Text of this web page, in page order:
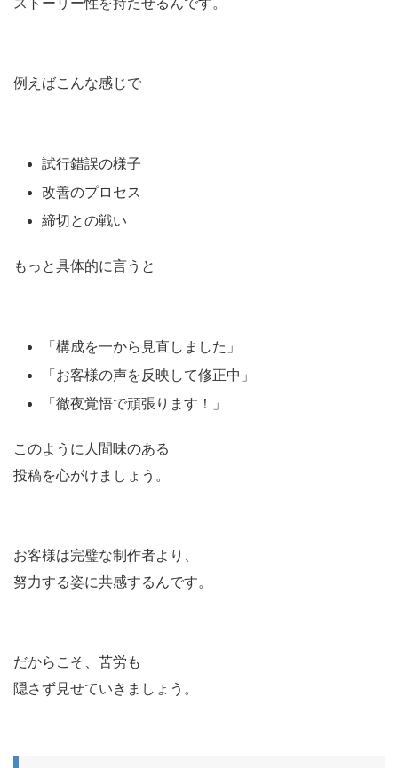
ストーリー性を持たせるんです。
例えばこんな感じで
試行錯誤の様子
改善のプロセス
締切との戦い
もっと具体的に言うと
「構成を一から見直しました」
「お客様の声を反映して修正中」
「徹夜覚悟で頑張ります！」
このように人間味のある
投稿を心がけましょう。
お客様は完璧な制作者より、
努力する姿に共感するんです。
だからこそ、苦労も
隠さず見せていきましょう。